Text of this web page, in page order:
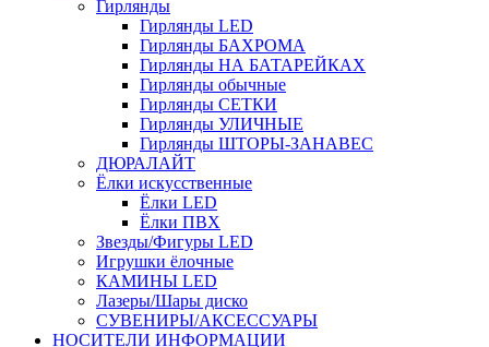
Гирлянды
Гирлянды LED
Гирлянды БАХРОМА
Гирлянды НА БАТАРЕЙКАХ
Гирлянды обычные
Гирлянды СЕТКИ
Гирлянды УЛИЧНЫЕ
Гирлянды ШТОРЫ-ЗАНАВЕС
ДЮРАЛАЙТ
Ёлки искусственные
Ёлки LED
Ёлки ПВХ
Звезды/Фигуры LED
Игрушки ёлочные
КАМИНЫ LED
Лазеры/Шары диско
СУВЕНИРЫ/АКСЕССУАРЫ
НОСИТЕЛИ ИНФОРМАЦИИ